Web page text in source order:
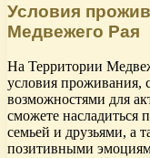
Условия
Медвежего Рая
На Территории
условия проживания,
возможностями для
сможете насладиться
семьей и друзьями, а
позитивными